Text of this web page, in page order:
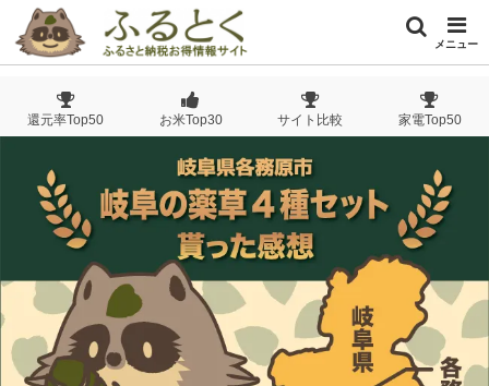
メニュー
還元率Top50 お米Top30 サイト比較 家電Top50